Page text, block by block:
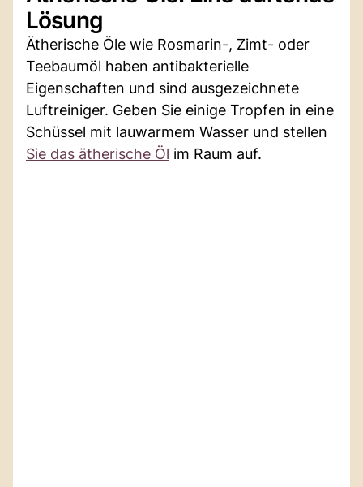
Lösung
Ätherische Öle wie Rosmarin-, Zimt- oder
Teebaumöl haben antibakterielle
Eigenschaften und sind ausgezeichnete
Luftreiniger. Geben Sie einige Tropfen in eine
Schüssel mit lauwarmem Wasser und stellen
Sie das ätherische Öl im Raum auf.